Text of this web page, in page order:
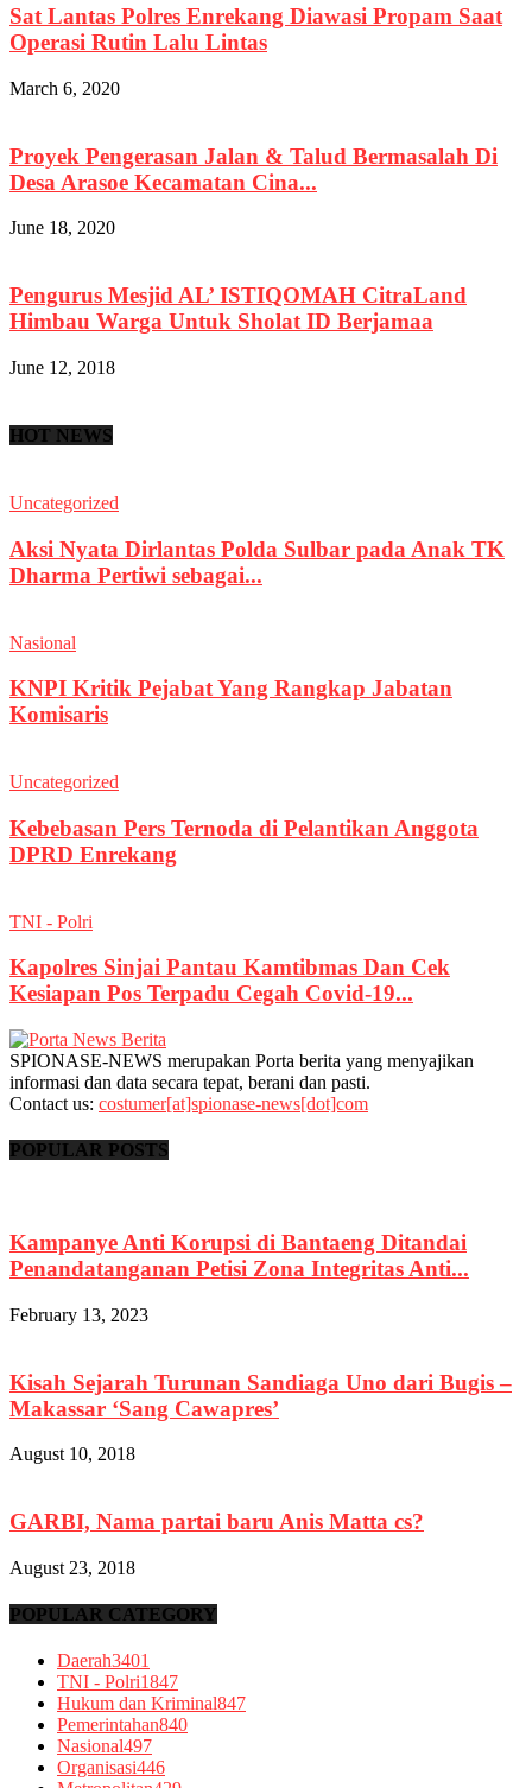
Sat Lantas Polres Enrekang Diawasi Propam Saat
Operasi Rutin Lalu Lintas
March 6, 2020
Proyek Pengerasan Jalan & Talud Bermasalah Di
Desa Arasoe Kecamatan Cina...
June 18, 2020
Pengurus Mesjid AL’ ISTIQOMAH CitraLand
Himbau Warga Untuk Sholat ID Berjamaa
June 12, 2018
HOT NEWS
Uncategorized
Aksi Nyata Dirlantas Polda Sulbar pada Anak TK
Dharma Pertiwi sebagai...
Nasional
KNPI Kritik Pejabat Yang Rangkap Jabatan
Komisaris
Uncategorized
Kebebasan Pers Ternoda di Pelantikan Anggota
DPRD Enrekang
TNI - Polri
Kapolres Sinjai Pantau Kamtibmas Dan Cek
Kesiapan Pos Terpadu Cegah Covid-19...
SPIONASE-NEWS merupakan Porta berita yang menyajikan
informasi dan data secara tepat, berani dan pasti.
Contact us: costumer[at]spionase-news[dot]com
POPULAR POSTS
Kampanye Anti Korupsi di Bantaeng Ditandai
Penandatanganan Petisi Zona Integritas Anti...
February 13, 2023
Kisah Sejarah Turunan Sandiaga Uno dari Bugis –
Makassar ‘Sang Cawapres’
August 10, 2018
GARBI, Nama partai baru Anis Matta cs?
August 23, 2018
POPULAR CATEGORY
Daerah3401
TNI - Polri1847
Hukum dan Kriminal847
Pemerintahan840
Nasional497
Organisasi446